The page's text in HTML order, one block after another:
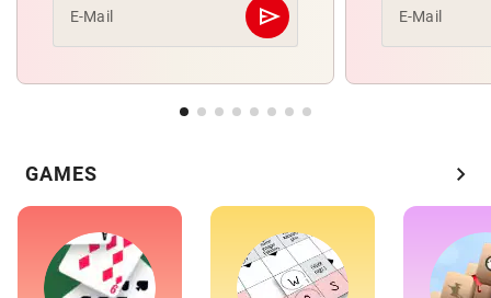
E-Mail send
Abschicken E-Mail
GAMES chevron_right